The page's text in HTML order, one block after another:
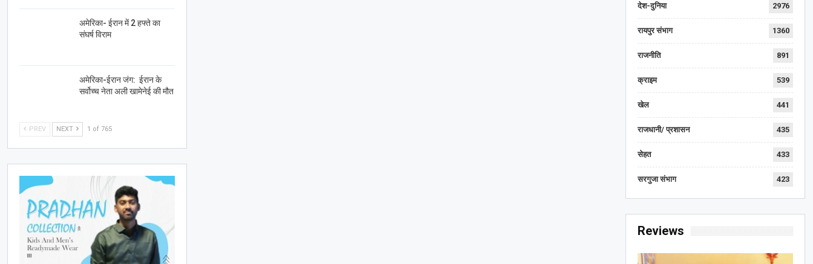
देश-दुनिया 2976
रायपुर संभाग 1360
राजनीति 891
क्राइम 539
खेल 441
राजधानी/ प्रशासन 435
सेहत 433
सरगुजा संभाग 423
Reviews
अमेरिका- ईरान में 2 हफ्ते का
संघर्ष विराम
अमेरिका-ईरान जंग: ईरान के
सर्वोच्च नेता अली खामेनेई की मौत
PREV NEXT 1 of 765